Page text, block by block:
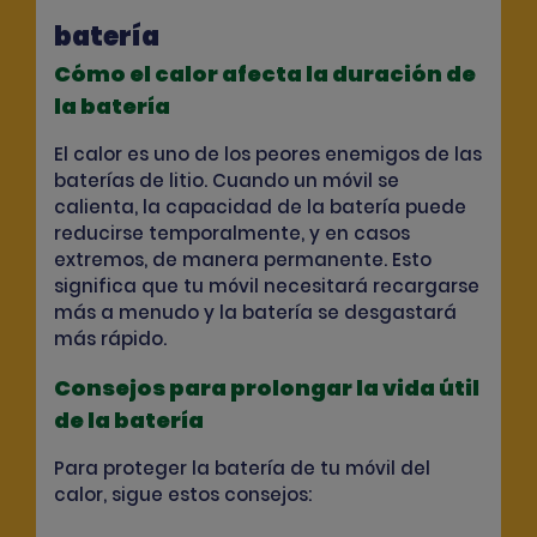
batería
Cómo el calor afecta la duración de
la batería
El calor es uno de los peores enemigos de las
baterías de litio. Cuando un móvil se
calienta, la capacidad de la batería puede
reducirse temporalmente, y en casos
extremos, de manera permanente. Esto
significa que tu móvil necesitará recargarse
más a menudo y la batería se desgastará
más rápido.
Consejos para prolongar la vida útil
de la batería
Para proteger la batería de tu móvil del
calor, sigue estos consejos: